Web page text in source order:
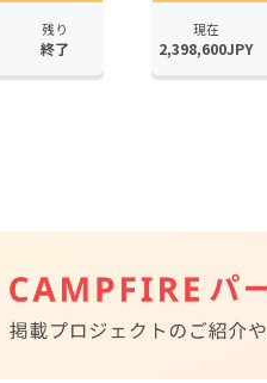
残り
終了
現在
2,398,600JPY